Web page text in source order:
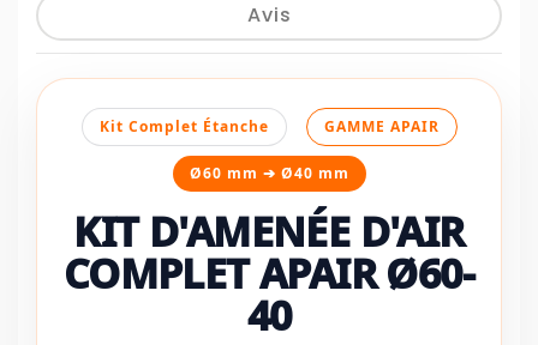
Avis
Kit Complet Étanche GAMME APAIR
Ø60 mm ➔ Ø40 mm
KIT D'AMENÉE D'AIR
COMPLET APAIR Ø60-
40